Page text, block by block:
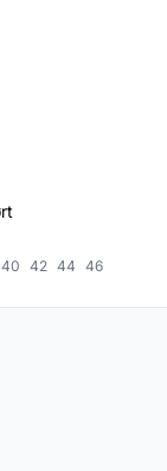
40 42 44 46